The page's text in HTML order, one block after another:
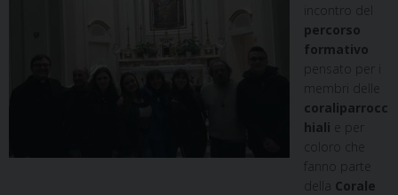
incontro del
percorso
formativo
pensato per i
membri delle
coraliparrocc
hiali e per
coloro che
fanno parte
della Corale